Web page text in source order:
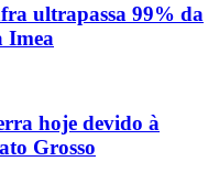
ultrapassa 99% da
Imea
hoje devido à
Grosso